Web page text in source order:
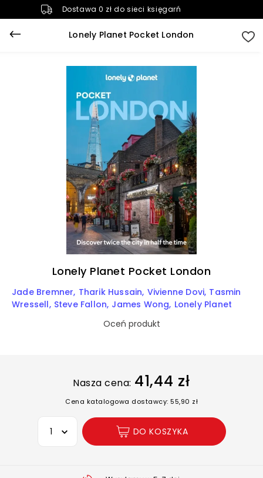
Dostawa 0 zł do sieci księgarń
Lonely Planet Pocket London
Lonely Planet Pocket London
Jade Bremner Tharik Hussain Vivienne Dovi Tasmin
Wressell Steve Fallon James Wong Lonely Planet
Oceń produkt
Nasza cena: 41,44 zł
Cena katalogowa dostawcy: 55,90 zł
Wybierz opcję
DO KOSZYKA